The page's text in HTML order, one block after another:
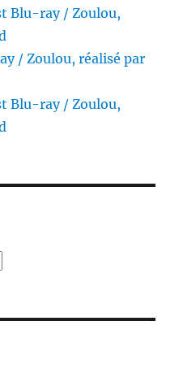
Blu-ray / Zoulou,
/ Zoulou, réalisé par
Blu-ray / Zoulou,